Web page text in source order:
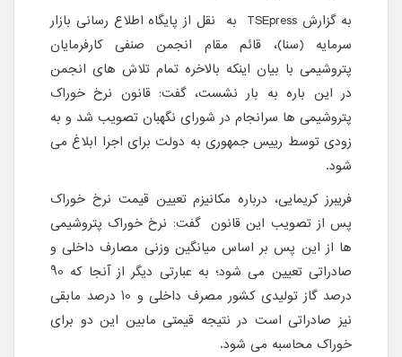
به گزارش TSEpress به نقل از پایگاه اطلاع رسانی بازار
سرمایه (سنا)، قائم مقام انجمن صنفی کارفرمایان
پتروشیمی با بیان اینکه بالاخره تمام تلاش های انجمن
در این باره به بار نشست، گفت: قانون نرخ خوراک
پتروشیمی ها سرانجام در شورای نگهبان تصویب شد و به
زودی توسط رییس جمهوری به دولت برای اجرا ابلاغ می
شود.
فریبرز کریمایی، درباره مکانیزم تعیین قیمت نرخ خوراک
پس از تصویب این قانون گفت: نرخ خوراک پتروشیمی
ها از این پس بر اساس میانگین وزنی مصارف داخلی و
صادراتی تعیین می شود؛ به عبارتی دیگر از آنجا که 90
درصد گاز تولیدی کشور مصرف داخلی و 10 درصد مابقی
نیز صادراتی است در نتیجه قیمتی مابین این دو برای
خوراک محاسبه می شود.